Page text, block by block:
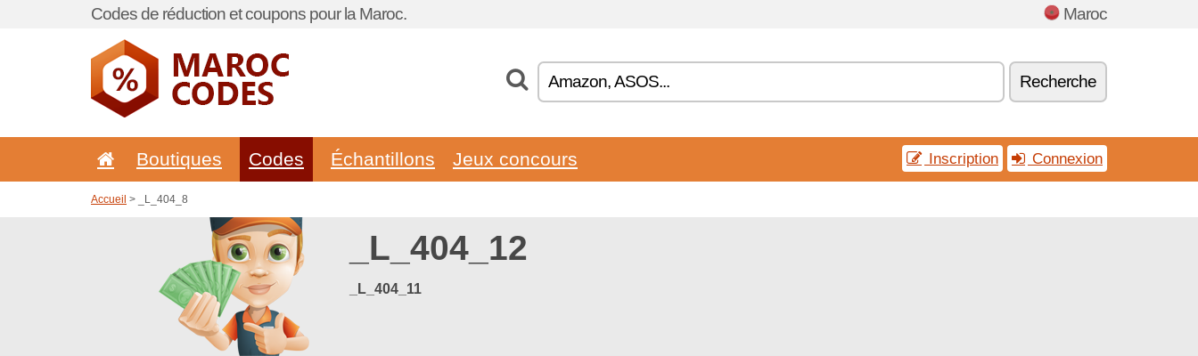
Codes de réduction et coupons pour la Maroc. Maroc
Recherche
Boutiques Codes Échantillons Jeux concours Inscription Connexion
Accueil > _L_404_8
_L_404_12
_L_404_11